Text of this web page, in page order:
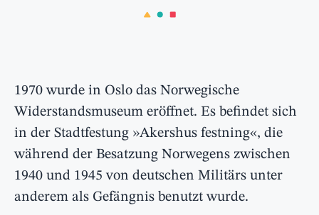
1970 wurde in Oslo das Norwegische
Widerstandsmuseum eröffnet. Es befindet sich
in der Stadtfestung »Akershus festning«, die
während der Besatzung Norwegens zwischen
1940 und 1945 von deutschen Militärs unter
anderem als Gefängnis benutzt wurde.